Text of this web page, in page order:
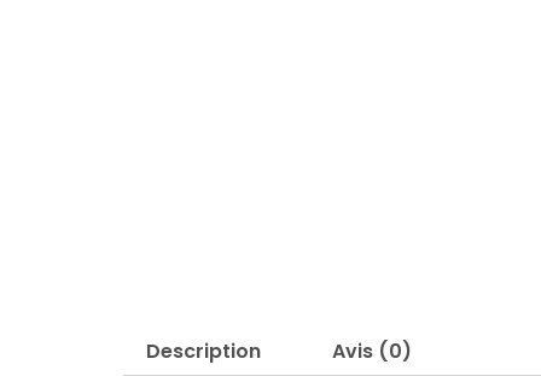
Description Avis (0)